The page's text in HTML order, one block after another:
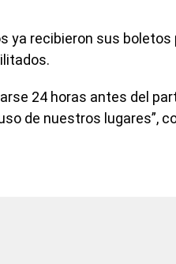
ya recibieron sus boletos
24 horas antes del
de nuestros lugares”,